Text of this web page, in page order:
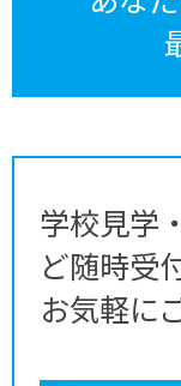
学校見学
ど随時受
お気軽に